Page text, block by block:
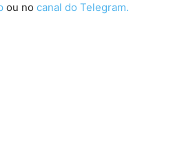
ou no canal do Telegram.